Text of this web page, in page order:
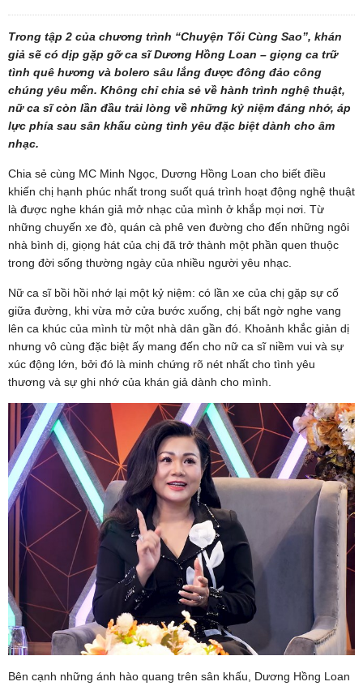
Trong tập 2 của chương trình “Chuyện Tối Cùng Sao”, khán
giả sẽ có dịp gặp gỡ ca sĩ Dương Hồng Loan – giọng ca trữ
tình quê hương và bolero sâu lắng được đông đảo công
chúng yêu mến. Không chỉ chia sẻ về hành trình nghệ thuật,
nữ ca sĩ còn lần đầu trải lòng về những kỷ niệm đáng nhớ, áp
lực phía sau sân khấu cùng tình yêu đặc biệt dành cho âm
nhạc.
Chia sẻ cùng MC Minh Ngọc, Dương Hồng Loan cho biết điều
khiến chị hạnh phúc nhất trong suốt quá trình hoạt động nghệ thuật
là được nghe khán giả mở nhạc của mình ở khắp mọi nơi. Từ
những chuyến xe đò, quán cà phê ven đường cho đến những ngôi
nhà bình dị, giọng hát của chị đã trở thành một phần quen thuộc
trong đời sống thường ngày của nhiều người yêu nhạc.
Nữ ca sĩ bồi hồi nhớ lại một kỷ niệm: có lần xe của chị gặp sự cố
giữa đường, khi vừa mở cửa bước xuống, chị bất ngờ nghe vang
lên ca khúc của mình từ một nhà dân gần đó. Khoảnh khắc giản dị
nhưng vô cùng đặc biệt ấy mang đến cho nữ ca sĩ niềm vui và sự
xúc động lớn, bởi đó là minh chứng rõ nét nhất cho tình yêu
thương và sự ghi nhớ của khán giả dành cho mình.
Bên cạnh những ánh hào quang trên sân khấu, Dương Hồng Loan